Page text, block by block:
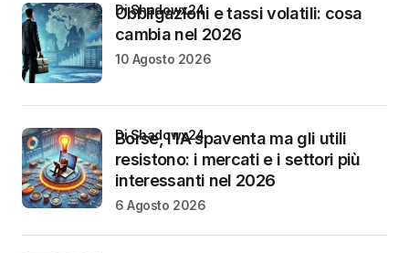
Obbligazioni e tassi volatili: cosa
cambia nel 2026
di Shadowx24
10 Agosto 2026
Borse, l’IA spaventa ma gli utili
resistono: i mercati e i settori più
interessanti nel 2026
di Shadowx24
6 Agosto 2026